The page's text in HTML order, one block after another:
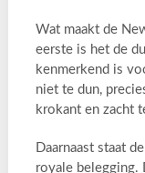
Wat maakt de
eerste is het de
kenmerkend is
niet te dun,
krokant en zacht
Daarnaast staat
royale belegging.